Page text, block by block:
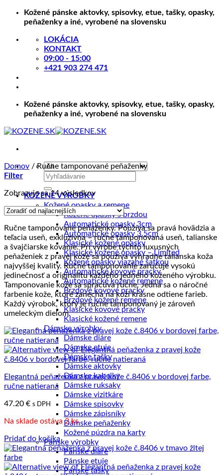
Skip
Kožené pánske aktovky, spisovky, etue, tašky, opasky,
peňaženky a iné, vyrobené na slovensku
LOKÁCIA
KONTAKT
09:00 - 15:00
+421 903 274 471
Kožené pánske aktovky, spisovky, etue, tašky, opasky,
peňaženky a iné, vyrobené na slovensku
Hľadať:
KOŽENÉ VÝROBKY
Kožené opasky a remene
Kožené opasky s brzdou
Automatické opasky 3cm
Automatické opasky 3.5cm
Klasické kožené opasky
Klasické kožené opasky – Limited
Kožené opasky viazané šatkou
Automatické kovové pracky
Automatické kožené remene
Brzdové kovové pracky
Brzdové kožené remene
Klasické kovové pracky
Klasické kožené remene
Dámske výrobky
Dámske diáre
Dámske etuje
Dámske tašky
Dámske aktovky
Dámske kabelky
Dámske ruksaky
Dámske vizitkáre
Dámske spisovky
Dámske zápisníky
Dámske peňaženky
Kožené púzdra na karty
Pánske výrobky
Pánske diáre
Pánske etuje
Pánske tašky
Domov /Ručne tamponované peňaženky
Filter
Zobrazuje sa 14 výsledkovZoradené
podľa
od
najnižšej
po
najvyššiu
Ručne tamponované peňaženky. Používa sa pravá hovädzia a
teľacia useň, exkluzívna – ručne tamponovaná useň, talianske
a švajčiarske kovanie. Pri výrobe týchto luxusných
peňaženiek z pravej kože sa používa výhradne talianska koža
najvyššej kvality. Ručné tamponovanie zaručuje vysokú
jedinečnosť a originalitu každého jedného koženého výrobku.
Tamponovanie kože sa spracúva ručne. Jedná sa o náročné
farbenie kože, ktoré zanechá na koži krásne odtiene farieb.
Každý výrobok, ktorý je ručne tamponovaný je zároveň
umeleckým dielom.
Elegantná peňaženka z pravej kože č.8406 v bordovej farbe,
ručne natieraná
47.20 € s DPH
Na sklade ostáva 2 ks
Pridať do košíka